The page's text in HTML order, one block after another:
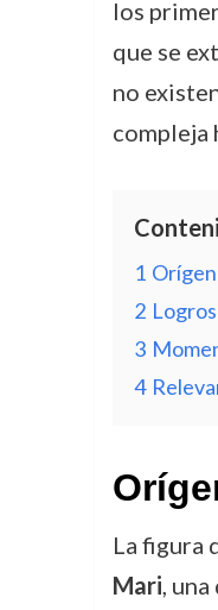
los
que se
no
compleja
1
2
3
4
La figura
Mari,